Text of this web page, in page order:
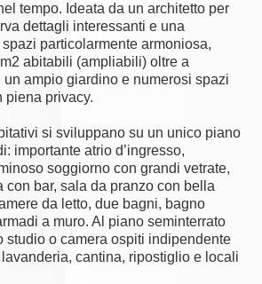
tempo. Ideata da un architetto per
dettagli interessanti e una
particolarmente armoniosa,
abitabili (ampliabili) oltre a
un ampio giardino e numerosi spazi
piena privacy.
si sviluppano su un unico piano
importante atrio d’ingresso,
soggiorno con grandi vetrate,
con bar, sala da pranzo con bella
da letto, due bagni, bagno
a muro. Al piano seminterrato
studio o camera ospiti indipendente
cantina, ripostiglio e locali